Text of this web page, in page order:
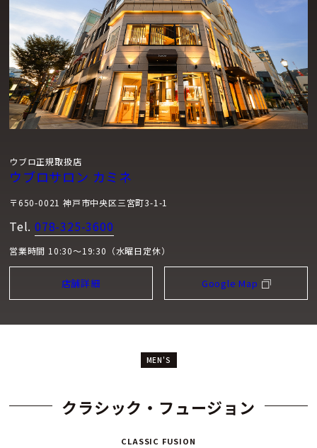
ウブロ正規取扱店
ウブロサロン カミネ
〒650-0021 神戸市中央区三宮町3-1-1
Tel. 078-325-3600
営業時間 10:30～19:30（水曜日定休）
店舗詳細 Google Map
MEN'S
クラシック・フュージョン
CLASSIC FUSION